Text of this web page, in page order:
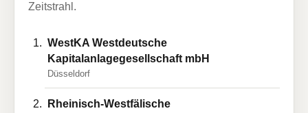
Zeitstrahl.
WestKA Westdeutsche
Kapitalanlagegesellschaft mbH
Düsseldorf
Rheinisch-Westfälische